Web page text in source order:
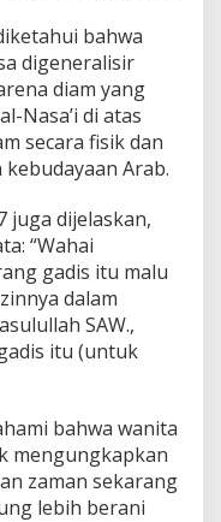
bahwa
digeneralisir
diam yang
Nasa’i di atas
secara fisik dan
Arab.
juga dijelaskan,
“Wahai
gadis itu malu
dalam
SAW.,
itu (untuk
bahwa wanita
mengungkapkan
zaman sekarang
lebih berani